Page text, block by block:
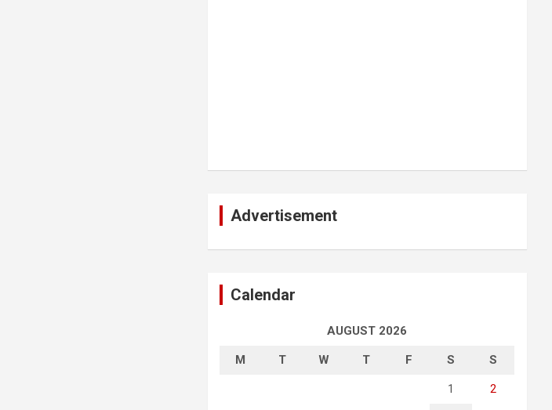
Advertisement
Calendar
AUGUST 2026
M T W T F S S
1 2